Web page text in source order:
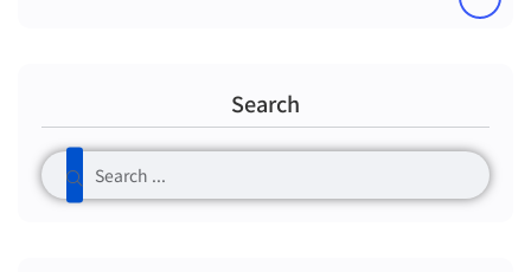
Search